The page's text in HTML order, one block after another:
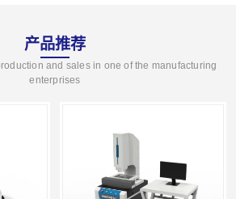
产品推荐
and sales in one of the manufacturing
enterprises